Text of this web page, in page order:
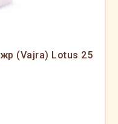
(Vajra) Lotus 25